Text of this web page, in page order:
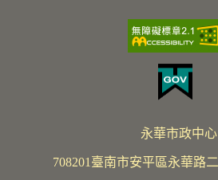
永華市政中心
708201臺南市安平區永華路